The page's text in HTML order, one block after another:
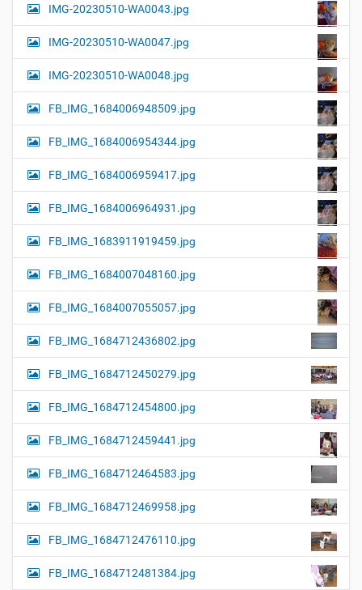
IMG-20230510-WA0043.jpg
IMG-20230510-WA0047.jpg
IMG-20230510-WA0048.jpg
FB_IMG_1684006948509.jpg
FB_IMG_1684006954344.jpg
FB_IMG_1684006959417.jpg
FB_IMG_1684006964931.jpg
FB_IMG_1683911919459.jpg
FB_IMG_1684007048160.jpg
FB_IMG_1684007055057.jpg
FB_IMG_1684712436802.jpg
FB_IMG_1684712450279.jpg
FB_IMG_1684712454800.jpg
FB_IMG_1684712459441.jpg
FB_IMG_1684712464583.jpg
FB_IMG_1684712469958.jpg
FB_IMG_1684712476110.jpg
FB_IMG_1684712481384.jpg